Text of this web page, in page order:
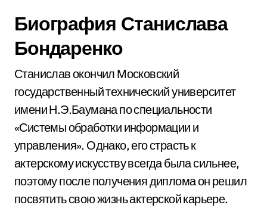
Биография Станислава
Бондаренко
Станислав окончил Московский
государственный технический университет
имени Н.Э.Баумана по специальности
«Системы обработки информации и
управления». Однако, его страсть к
актерскому искусству всегда была сильнее,
поэтому после получения диплома он решил
посвятить свою жизнь актерской карьере.